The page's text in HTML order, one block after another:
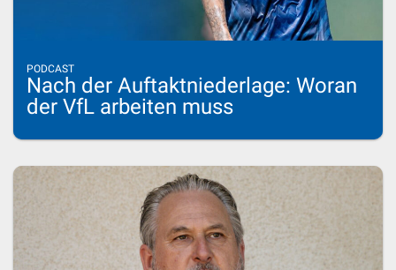
PODCAST
Nach der Auftaktniederlage: Woran
der VfL arbeiten muss